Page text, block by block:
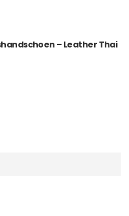
– Leather Thai